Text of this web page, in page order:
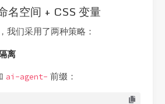
名空间 + CSS 变量
我们采用了两种策略：
离
ai-agent- 前缀：